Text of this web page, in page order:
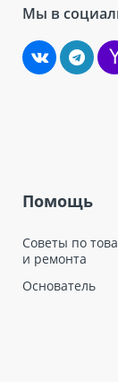
Мы в
Помощь
Советы по
и ремонта
Основатель